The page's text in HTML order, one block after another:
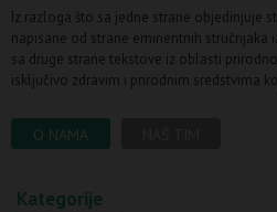
Iz razloga što sa jedne strane objedinjuje
napisane od strane eminentnih stručnjaka
sa druge strane tekstove iz oblasti
isključivo zdravim i prirodnim sredstvima
O NAMA
Kategorije